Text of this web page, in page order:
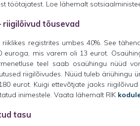
töötajatest. Loe lähemalt
riigilõivud tõusevad
registrites umbes 40%. See
euroga, mis varem oli 13 eurot.
teel saab osaühingu nüüd
riigilõivudes. Nüüd tuleb äriühingu
eurot. Kuigi ettevõtjate jaoks
inimestele. Vaata lähemalt RIK
tasu